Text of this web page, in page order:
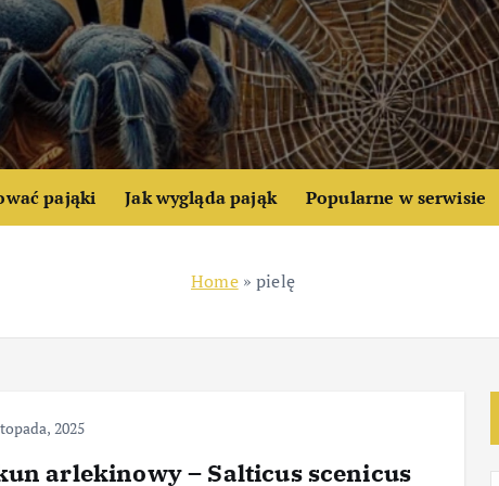
pająki Jak wygląda pająk Popularne w serwisie
Home»pielę
2025
arlekinowy – Salticus scenicus